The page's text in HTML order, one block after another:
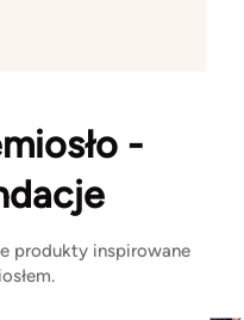
-
produkty inspirowane